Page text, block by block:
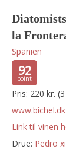
la
Spanien
92
Pris: 220 kr.
www.bichel.dk
Link til vinen
Drue:
pedro